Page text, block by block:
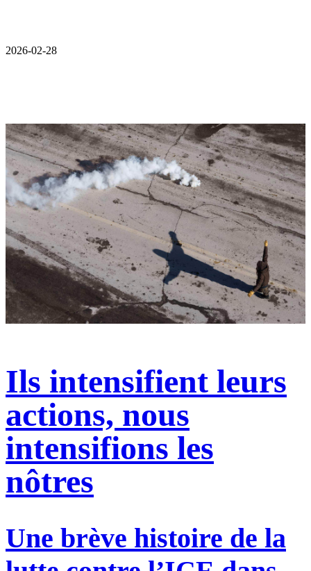
2026-02-28
Ils intensifient leurs
actions, nous
intensifions les
nôtres
Une brève histoire de la